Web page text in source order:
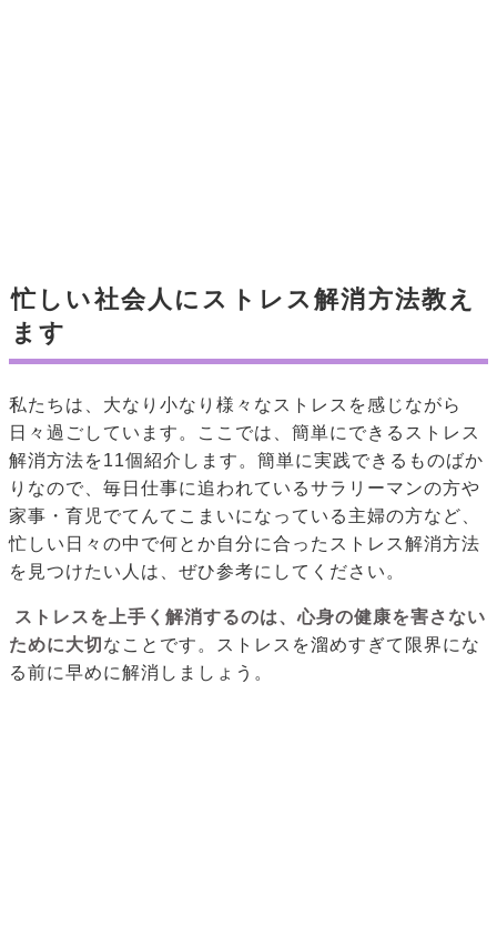
忙しい社会人にストレス解消方法教え
ます
私たちは、大なり小なり様々なストレスを感じながら
日々過ごしています。ここでは、簡単にできるストレス
解消方法を11個紹介します。簡単に実践できるものばか
りなので、毎日仕事に追われているサラリーマンの方や
家事・育児でてんてこまいになっている主婦の方など、
忙しい日々の中で何とか自分に合ったストレス解消方法
を見つけたい人は、ぜひ参考にしてください。
ストレスを上手く解消するのは、心身の健康を害さない
ために大切 なことです。ストレスを溜めすぎて限界にな
る前に早めに解消しましょう。